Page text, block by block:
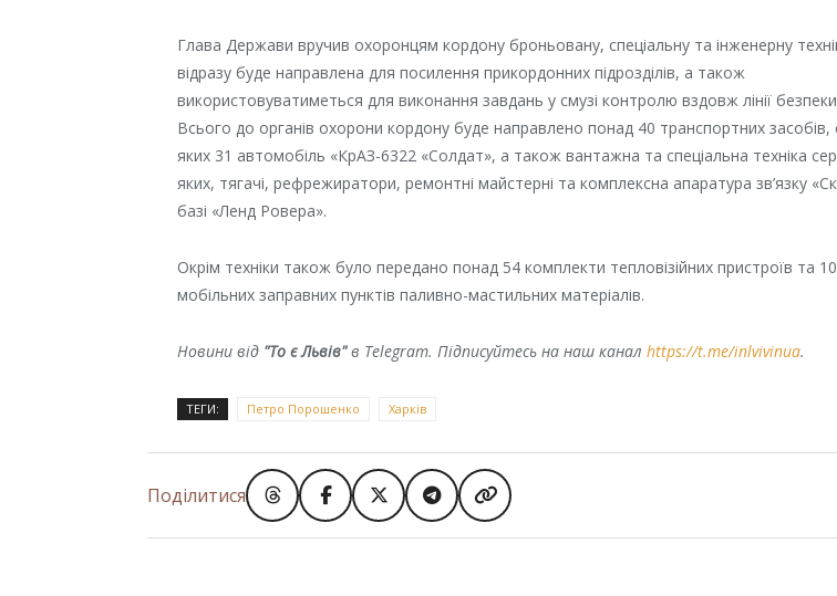
Глава Держави вручив охоронцям кордону броньовану, спеціальну та інженерну
відразу буде направлена для посилення прикордонних підрозділів, а також
використовуватиметься для виконання завдань у смузі контролю вздовж лінії
Всього до органів охорони кордону буде направлено понад 40 транспортних засобів,
яких 31 автомобіль «КрАЗ-6322 «Солдат», а також вантажна та спеціальна техніка
яких, тягачі, рефрежиратори, ремонтні майстерні та комплексна апаратура зв’язку
базі «Ленд Ровера».
Окрім техніки також було передано понад 54 комплекти тепловізійних пристроїв та 10
мобільних заправних пунктів паливно-мастильних матеріалів.
Новини від "То є Львів"в Telegram. Підписуйтесь на наш каналhttps://t.me/inlvivinua.
ТЕГИ: Петро Порошенко Харків
Поділитися